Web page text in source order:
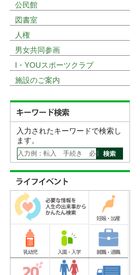
公民館
図書室
人権
男女共同参画
I・YOUスポーツクラブ
施設のご案内
入力されたキーワードで検索し
ます。